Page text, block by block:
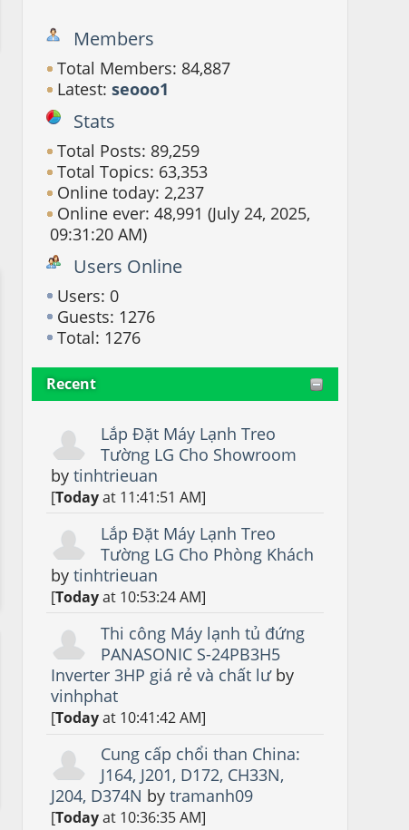
Members
Total Members: 84,887
Latest:seooo1
Stats
Total Posts: 89,259
Total Topics: 63,353
Online today: 2,237
Online ever: 48,991 (July 24, 2025,
09:31:20 AM)
Users Online
Users: 0
Guests: 1276
Total: 1276
Recent
Lắp Đặt Máy Lạnh Treo
Tường LG Cho Showroom
bytinhtrieuan
[Todayat 11:41:51 AM]
Lắp Đặt Máy Lạnh Treo
Tường LG Cho Phòng Khách
bytinhtrieuan
[Todayat 10:53:24 AM]
Thi công Máy lạnh tủ đứng
PANASONIC S-24PB3H5
Inverter 3HP giá rẻ và chất lưby
vinhphat
[Todayat 10:41:42 AM]
Cung cấp chổi than China:
J164, J201, D172, CH33N,
J204, D374N bytramanh09
[Todayat 10:36:35 AM]